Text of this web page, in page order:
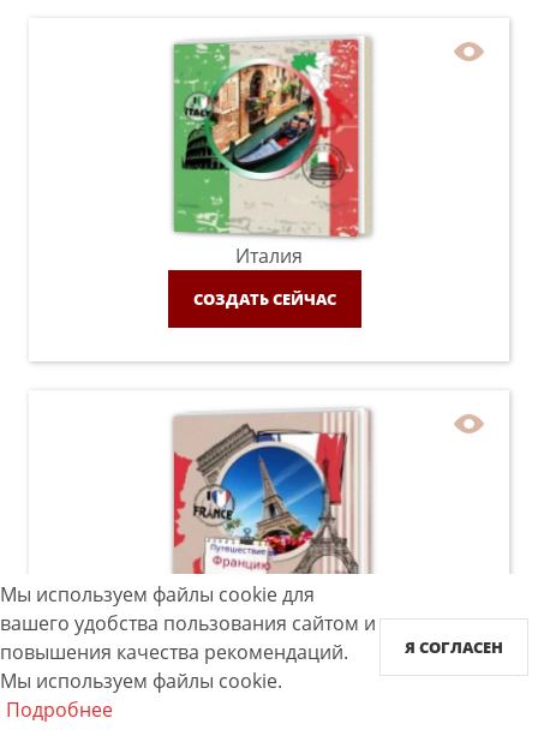
Италия
СОЗДАТЬ СЕЙЧАС
Франция
СОЗДАТЬ СЕЙЧАС
Мы используем файлы cookie для
вашего удобства пользования сайтом и
повышения качества рекомендаций.
Мы используем файлы cookie.
Подробнее
Я СОГЛАСЕН